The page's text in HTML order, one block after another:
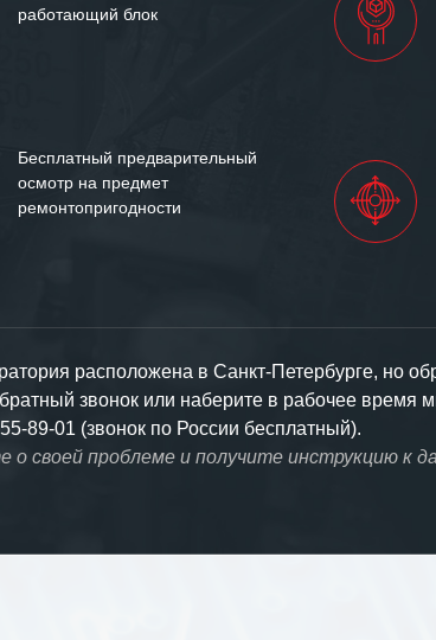
работающий блок
Бесплатный предварительный
осмотр на предмет
ремонтопригодности
расположена в Санкт-Петербурге, но
звонок или наберите в рабочее время
89-01 (звонок по России бесплатный).
о своей проблеме и получите инструкцию к